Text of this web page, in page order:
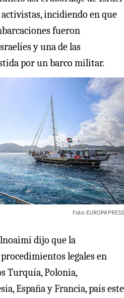
activistas, incidiendo en que
fueron
y una de las
por un barco militar.
Foto: EUROPA PRESS
dijo que la
legales en
Turquía, Polonia,
España y Francia, país este